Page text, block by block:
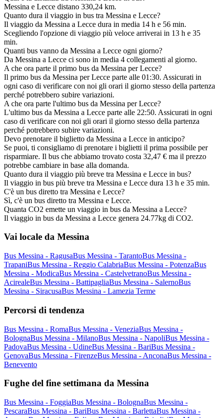
Messina e Lecce distano 330,24 km.
Quanto dura il viaggio in bus tra Messina e Lecce?
Il viaggio da Messina a Lecce dura in media 14 h e 56 min.
Scegliendo l'opzione di viaggio più veloce arriverai in 13 h e 35
min.
Quanti bus vanno da Messina a Lecce ogni giorno?
Da Messina a Lecce ci sono in media 4 collegamenti al giorno.
A che ora parte il primo bus da Messina per Lecce?
Il primo bus da Messina per Lecce parte alle 01:30. Assicurati in
ogni caso di verificare con noi gli orari il giorno stesso della partenza
perché potrebbero subire variazioni.
A che ora parte l'ultimo bus da Messina per Lecce?
L'ultimo bus da Messina a Lecce parte alle 22:50. Assicurati in ogni
caso di verificare con noi gli orari il giorno stesso della partenza
perché potrebbero subire variazioni.
Devo prenotare il biglietto da Messina a Lecce in anticipo?
Se puoi, ti consigliamo di prenotare i biglietti il prima possibile per
risparmiare. Il bus che abbiamo trovato costa 32,47 € ma il prezzo
potrebbe cambiare in base alla domanda.
Quanto dura il viaggio più breve tra Messina e Lecce in bus?
Il viaggio in bus più breve tra Messina e Lecce dura 13 h e 35 min.
C'è un bus diretto tra Messina e Lecce?
Sì, c'è un bus diretto tra Messina e Lecce.
Quanta CO2 emette un viaggio in bus da Messina a Lecce?
Il viaggio in bus da Messina a Lecce genera 24.77kg di CO2.
Vai locale da Messina
Bus Messina - RagusaBus Messina - TarantoBus Messina -
TrapaniBus Messina - Reggio CalabriaBus Messina - PotenzaBus
Messina - ModicaBus Messina - CastelvetranoBus Messina -
AcirealeBus Messina - BattipagliaBus Messina - SalernoBus
Messina - SiracusaBus Messina - Lamezia Terme
Percorsi di tendenza
Bus Messina - RomaBus Messina - VeneziaBus Messina -
BolognaBus Messina - MilanoBus Messina - NapoliBus Messina -
PadovaBus Messina - UdineBus Messina - BariBus Messina -
GenovaBus Messina - FirenzeBus Messina - AnconaBus Messina -
Benevento
Fughe del fine settimana da Messina
Bus Messina - FoggiaBus Messina - BolognaBus Messina -
PescaraBus Messina - BariBus Messina - BarlettaBus Messina -